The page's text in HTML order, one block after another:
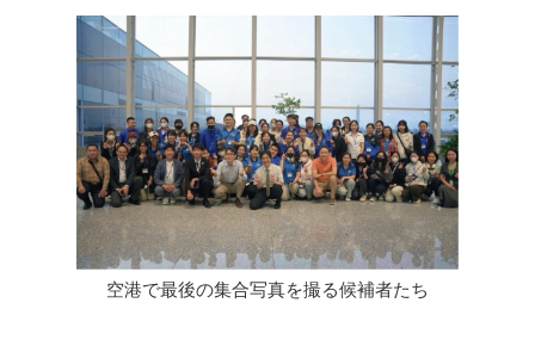
空港で最後の集合写真を撮る候補者たち